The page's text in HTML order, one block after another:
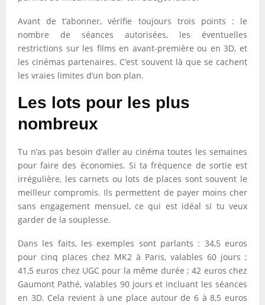
Avant de t’abonner, vérifie toujours trois points : le
nombre de séances autorisées, les éventuelles
restrictions sur les films en avant-première ou en 3D, et
les cinémas partenaires. C’est souvent là que se cachent
les vraies limites d’un bon plan.
Les lots pour les plus
nombreux
Tu n’as pas besoin d’aller au cinéma toutes les semaines
pour faire des économies. Si ta fréquence de sortie est
irrégulière, les carnets ou lots de places sont souvent le
meilleur compromis. Ils permettent de payer moins cher
sans engagement mensuel, ce qui est idéal si tu veux
garder de la souplesse.
Dans les faits, les exemples sont parlants : 34,5 euros
pour cinq places chez MK2 à Paris, valables 60 jours ;
41,5 euros chez UGC pour la même durée ; 42 euros chez
Gaumont Pathé, valables 90 jours et incluant les séances
en 3D. Cela revient à une place autour de 6 à 8,5 euros